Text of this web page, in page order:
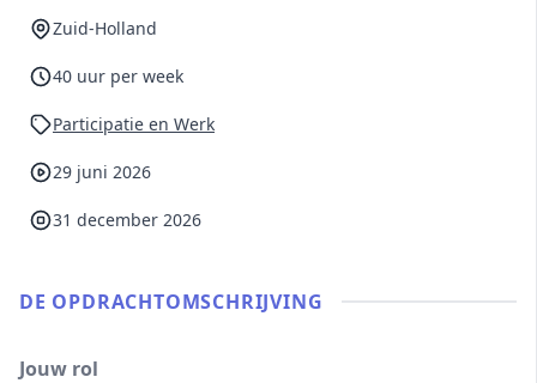
Ben je al lid?
Zuid-Holland
40 uur per week
Participatie en Werk
29 juni 2026
31 december 2026
DE OPDRACHT­OMSCHRIJVING
Jouw rol